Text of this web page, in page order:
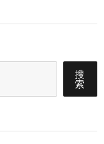
搜
索